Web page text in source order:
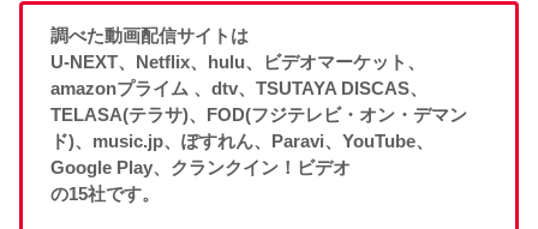
調べた動画配信サイトは
U-NEXT、Netflix、hulu、ビデオマーケット、
amazonプライム 、dtv、TSUTAYA DISCAS、
TELASA(テラサ)、FOD(フジテレビ・オン・デマン
ド)、music.jp、ぽすれん、Paravi、YouTube、
Google Play、クランクイン！ビデオ
の15社です。